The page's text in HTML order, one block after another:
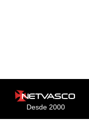
Desde 2000